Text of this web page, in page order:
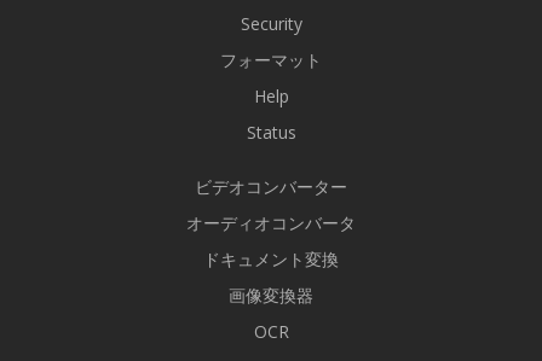
Security
フォーマット
Help
Status
ビデオコンバーター
オーディオコンバータ
ドキュメント変換
画像変換器
OCR